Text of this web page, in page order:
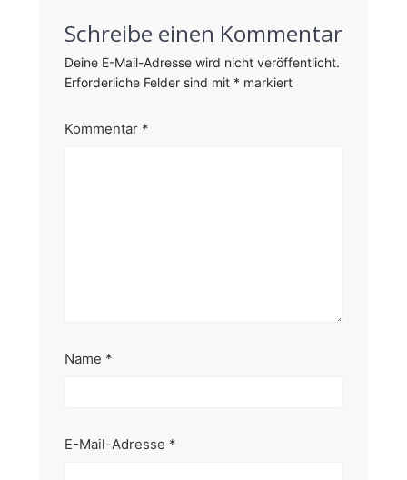
Schreibe einen Kommentar
Deine E-Mail-Adresse wird nicht veröffentlicht.
Erforderliche Felder sind mit * markiert
Kommentar *
Name *
E-Mail-Adresse *